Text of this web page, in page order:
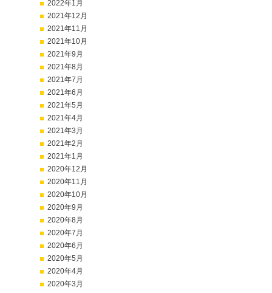
2022年1月
2021年12月
2021年11月
2021年10月
2021年9月
2021年8月
2021年7月
2021年6月
2021年5月
2021年4月
2021年3月
2021年2月
2021年1月
2020年12月
2020年11月
2020年10月
2020年9月
2020年8月
2020年7月
2020年6月
2020年5月
2020年4月
2020年3月